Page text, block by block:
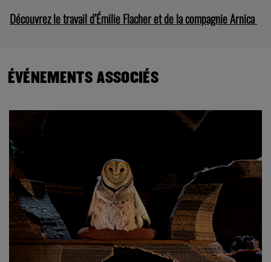
Découvrez le travail d’Émilie Flacher et de la compagnie Arnica
ÉVÉNEMENTS ASSOCIÉS